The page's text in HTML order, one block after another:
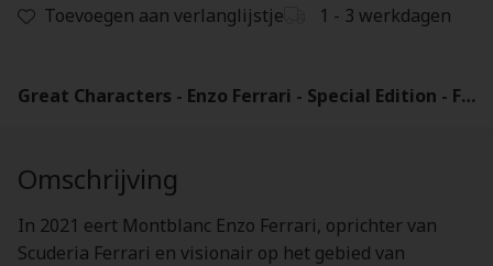
Toevoegen aan verlanglijstje 1 - 3 werkdagen
Great Characters - Enzo Ferrari - Special Edition - Fountain pen - 132144
Omschrijving
In 2021 eert Montblanc Enzo Ferrari, oprichter van
Scuderia Ferrari en visionair op het gebied van